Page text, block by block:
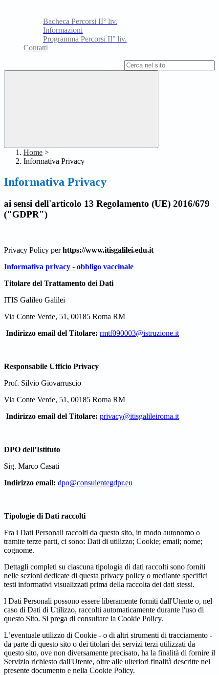
Bacheca Percorsi II° liv.
Informazioni
Programma Percorsi II° liv.
Contatti
Home >
Informativa Privacy
Informativa Privacy
ai sensi dell'articolo 13 Regolamento (UE) 2016/679
("GDPR")
Privacy Policy perhttps://www.itisgalilei.edu.it
Informativa privacy - obbligo vaccinale
Titolare del Trattamento dei Dati
ITIS Galileo Galilei
Via Conte Verde, 51, 00185 Roma RM
Indirizzo email del Titolare: rmtf090003@istruzione.it
Responsabile Ufficio Privacy
Prof. Silvio Giovarruscio
Via Conte Verde, 51, 00185 Roma RM
Indirizzo email del Titolare: privacy@itisgalileiroma.it
DPO dell’Istituto
Sig. Marco Casati
Indirizzo email: dpo@consulentegdpr.eu
Tipologie di Dati raccolti
Fra i Dati Personali raccolti da questo sito, in modo autonomo o
tramite terze parti, ci sono: Dati di utilizzo; Cookie; email; nome;
cognome.
Dettagli completi su ciascuna tipologia di dati raccolti sono forniti
nelle sezioni dedicate di questa privacy policy o mediante specifici
testi informativi visualizzati prima della raccolta dei dati stessi.
I Dati Personali possono essere liberamente forniti dall'Utente o, nel
caso di Dati di Utilizzo, raccolti automaticamente durante l'uso di
questo Sito. Si prega di consultare la Cookie Policy.
L’eventuale utilizzo di Cookie - o di altri strumenti di tracciamento -
da parte di questo sito o dei titolari dei servizi terzi utilizzati da
questo sito, ove non diversamente precisato, ha la finalità di fornire il
Servizio richiesto dall'Utente, oltre alle ulteriori finalità descritte nel
presente documento e nella Cookie Policy.